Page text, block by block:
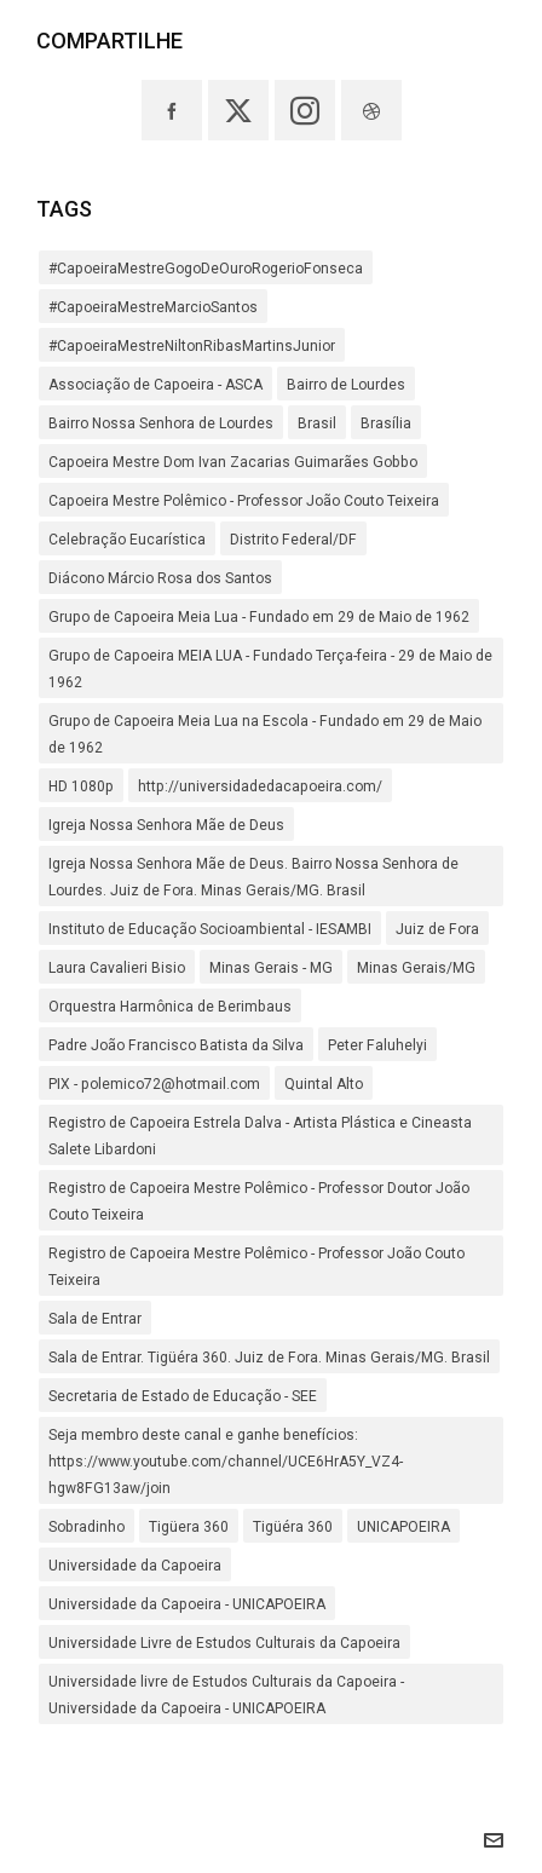
COMPARTILHE
TAGS
#CapoeiraMestreGogoDeOuroRogerioFonseca
#CapoeiraMestreMarcioSantos
#CapoeiraMestreNiltonRibasMartinsJunior
Associação de Capoeira - ASCA Bairro de Lourdes
Bairro Nossa Senhora de Lourdes Brasil Brasília
Capoeira Mestre Dom Ivan Zacarias Guimarães Gobbo
Capoeira Mestre Polêmico - Professor João Couto Teixeira
Celebração Eucarística Distrito Federal/DF
Diácono Márcio Rosa dos Santos
Grupo de Capoeira Meia Lua - Fundado em 29 de Maio de 1962
Grupo de Capoeira MEIA LUA - Fundado Terça-feira - 29 de Maio de
1962
Grupo de Capoeira Meia Lua na Escola - Fundado em 29 de Maio
de 1962
HD 1080p http://universidadedacapoeira.com/
Igreja Nossa Senhora Mãe de Deus
Igreja Nossa Senhora Mãe de Deus. Bairro Nossa Senhora de
Lourdes. Juiz de Fora. Minas Gerais/MG. Brasil
Instituto de Educação Socioambiental - IESAMBI Juiz de Fora
Laura Cavalieri Bisio Minas Gerais - MG Minas Gerais/MG
Orquestra Harmônica de Berimbaus
Padre João Francisco Batista da Silva Peter Faluhelyi
PIX - polemico72@hotmail.com Quintal Alto
Registro de Capoeira Estrela Dalva - Artista Plástica e Cineasta
Salete Libardoni
Registro de Capoeira Mestre Polêmico - Professor Doutor João
Couto Teixeira
Registro de Capoeira Mestre Polêmico - Professor João Couto
Teixeira
Sala de Entrar
Sala de Entrar. Tigüéra 360. Juiz de Fora. Minas Gerais/MG. Brasil
Secretaria de Estado de Educação - SEE
Seja membro deste canal e ganhe benefícios:
https://www.youtube.com/channel/UCE6HrA5Y_VZ4-
hgw8FG13aw/join
Sobradinho Tigüera 360 Tigüéra 360 UNICAPOEIRA
Universidade da Capoeira
Universidade da Capoeira - UNICAPOEIRA
Universidade Livre de Estudos Culturais da Capoeira
Universidade livre de Estudos Culturais da Capoeira -
Universidade da Capoeira - UNICAPOEIRA